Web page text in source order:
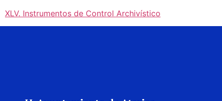
XLV. Instrumentos de Control Archivístico